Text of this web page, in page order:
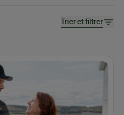
Trier et filtrer